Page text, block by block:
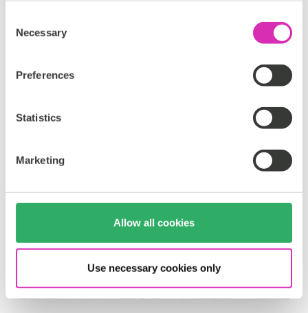
Selection
Necessary
Preferences
Statistics
Marketing
Allow all cookies
Use necessary cookies only